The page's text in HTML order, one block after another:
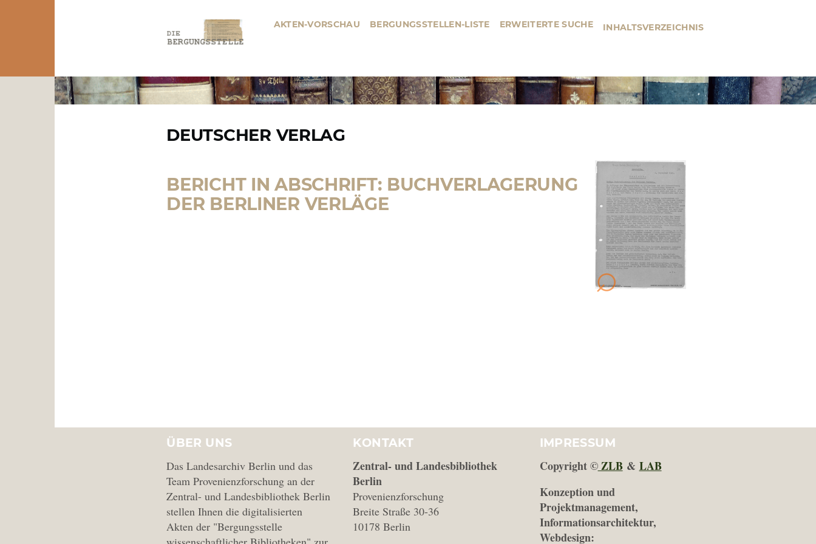
BERGUNGSSTELLE
AKTEN-VORSCHAU BERGUNGSSTELLEN-LISTE ERWEITERTE SUCHE INHALTSVERZEICHNIS
PFADNAVIGATION
DEUTSCHER VERLAG
BERICHT IN ABSCHRIFT: BUCHVERLAGERUNG
DER BERLINER VERLÄGE
ÜBER UNS
Das Landesarchiv Berlin und das
Team Provenienzforschung an der
Zentral- und Landesbibliothek Berlin
stellen Ihnen die digitalisierten
Akten der "Bergungsstelle
KONTAKT
Zentral- und Landesbibliothek
Berlin
Provenienzforschung
Breite Straße 30-36
10178 Berlin
IMPRESSUM
Copyright ©ZLB & LAB
Konzeption und
Projektmanagement,
Informationsarchitektur,
Webdesign: